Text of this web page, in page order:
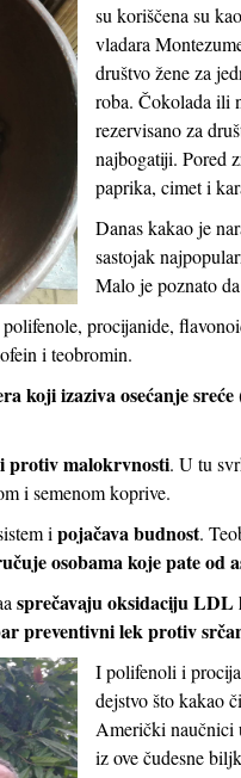
su koriščena su
vladara
društvo žene za
roba. Čokolada ili
rezervisano za
najbogatiji. Pored
paprika, cimet i
Danas kakao je
sastojak
Malo je poznato
procijanide,
i teobromin.
koji izaziva osećanje sreće
protiv malokrvnosti. U tu
i semenom koprive.
i pojačava budnost.
osobama koje pate od
sprečavaju oksidaciju LDL
preventivni lek protiv
I polifenoli i
dejstvo što kakao
Američki naučnici
iz ove čudesne